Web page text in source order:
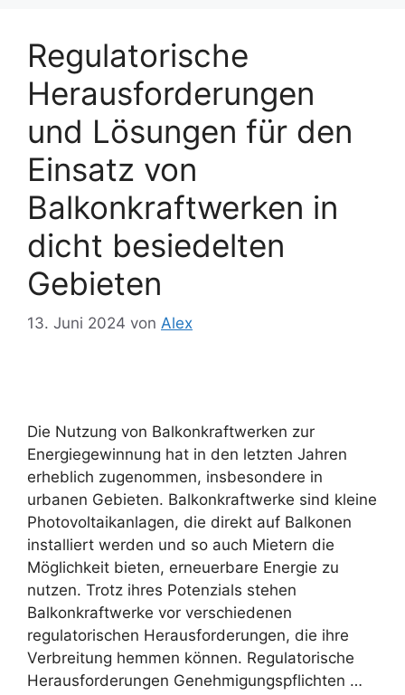
Regulatorische
Herausforderungen
und Lösungen für den
Einsatz von
Balkonkraftwerken in
dicht besiedelten
Gebieten
13. Juni 2024 von Alex
Die Nutzung von Balkonkraftwerken zur
Energiegewinnung hat in den letzten Jahren
erheblich zugenommen, insbesondere in
urbanen Gebieten. Balkonkraftwerke sind kleine
Photovoltaikanlagen, die direkt auf Balkonen
installiert werden und so auch Mietern die
Möglichkeit bieten, erneuerbare Energie zu
nutzen. Trotz ihres Potenzials stehen
Balkonkraftwerke vor verschiedenen
regulatorischen Herausforderungen, die ihre
Verbreitung hemmen können. Regulatorische
Herausforderungen Genehmigungspflichten …